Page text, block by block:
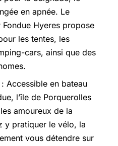
en apnée. Le
Hyeres propose
les tentes, les
cars, ainsi que des
: Accessible en bateau
l’île de Porquerolles
amoureux de la
y pratiquer le vélo, la
vous détendre sur